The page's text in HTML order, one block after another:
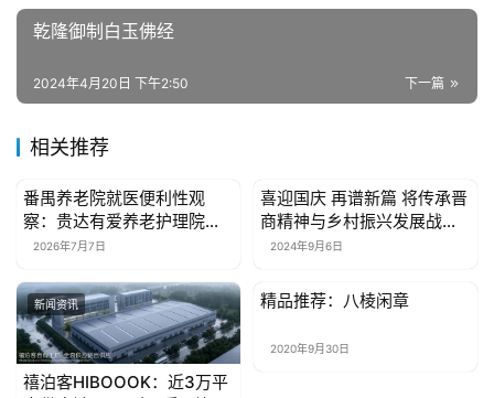
性
时
康
讯
于
我
们
乾隆御制白玉佛经
下一篇
2024年4月20日 下午2:50
相关推荐
新闻资讯
番禺养老院就医便利性观
察：贵达有爱养老护理院的
急救转诊保障
2026年7月7日
新闻资讯
喜迎国庆 再谱新篇 将传承晋
商精神与乡村振兴发展战略
相结合之我见
2024年9月6日
新闻资讯
禧泊客HIBOOOK：近3万平
新闻资讯
精品推荐：八棱闲章
2020年9月30日